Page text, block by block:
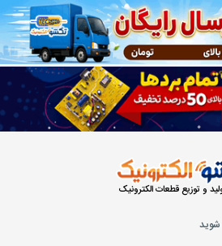
و توزیع قطعات الکترونیک
شوید